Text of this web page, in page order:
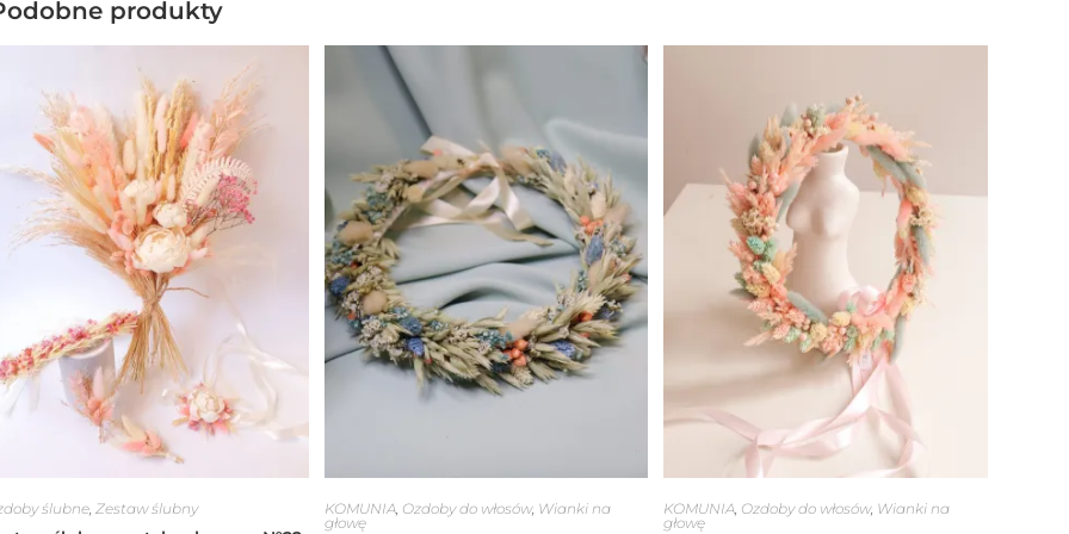
produkty
ślubne Zestaw ślubny KOMUNIA, Ozdoby do włosów, Wianki na
głowę
KOMUNIA, Ozdoby do włosów, Wianki na
głowę